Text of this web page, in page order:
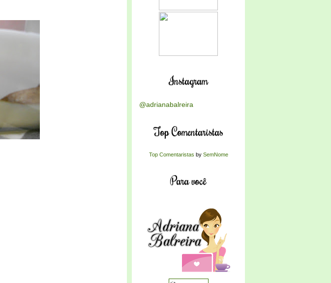
Instagram
@adrianabalreira
Top Comentaristas
Top Comentaristas by SemNome
Para você